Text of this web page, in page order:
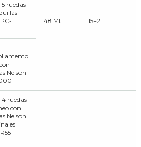
48 Mt 15+2
ruedas
Nelson
ruedas
con
Nelson